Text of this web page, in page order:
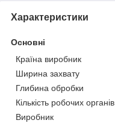
Характеристики
Основні
Країна виробник
Ширина захвату
Глибина обробки
Кількість робочих органів
Виробник